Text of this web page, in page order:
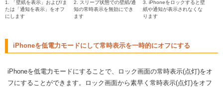
1. 「壁紙を表示」および/ま
たは「通知を表示」をオフ
にします
2. スリープ状態での壁紙/通
知の常時表示を無効にでき
ます
3. iPhoneをロックすると壁
紙や通知が表示されなくな
ります
iPhoneを低電力モードにして常時表示を一時的にオフにする
iPhoneを低電力モードにすることで、ロック画面の常時表示(点灯)をオ
フにすることができます。ロック画面から素早く常時表示(点灯)をオフ